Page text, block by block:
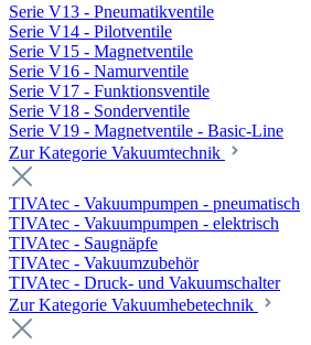
Serie V13 - Pneumatikventile
Serie V14 - Pilotventile
Serie V15 - Magnetventile
Serie V16 - Namurventile
Serie V17 - Funktionsventile
Serie V18 - Sonderventile
Serie V19 - Magnetventile - Basic-Line
Zur Kategorie Vakuumtechnik
TIVAtec - Vakuumpumpen - pneumatisch
TIVAtec - Vakuumpumpen - elektrisch
TIVAtec - Saugnäpfe
TIVAtec - Vakuumzubehör
TIVAtec - Druck- und Vakuumschalter
Zur Kategorie Vakuumhebetechnik